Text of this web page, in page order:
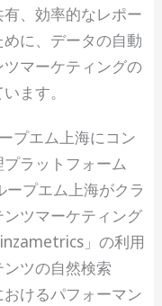
、効率的なレポー
に、データの自動
マーケティングの
ます。
プエム上海にコン
ラットフォーム
ープエム上海がクラ
ツマーケティング
」の利用
ツの自然検索
おけるパフォーマン